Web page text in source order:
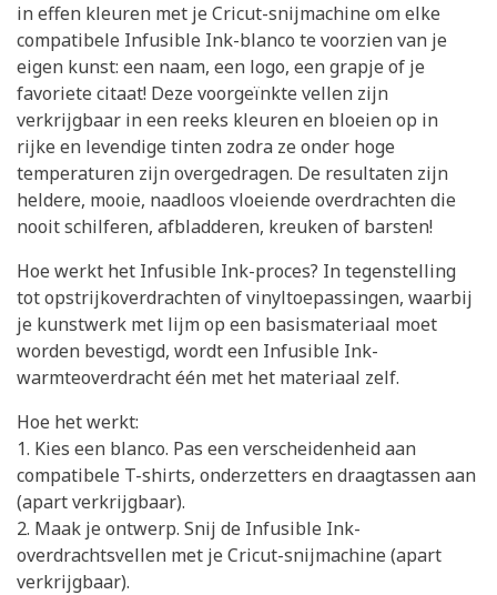
in effen kleuren met je Cricut-snijmachine om elke
compatibele Infusible Ink-blanco te voorzien van je
eigen kunst: een naam, een logo, een grapje of je
favoriete citaat! Deze voorgeïnkte vellen zijn
verkrijgbaar in een reeks kleuren en bloeien op in
rijke en levendige tinten zodra ze onder hoge
temperaturen zijn overgedragen. De resultaten zijn
heldere, mooie, naadloos vloeiende overdrachten die
nooit schilferen, afbladderen, kreuken of barsten!
Hoe werkt het Infusible Ink-proces? In tegenstelling
tot opstrijkoverdrachten of vinyltoepassingen, waarbij
je kunstwerk met lijm op een basismateriaal moet
worden bevestigd, wordt een Infusible Ink-
warmteoverdracht één met het materiaal zelf.
Hoe het werkt:
1. Kies een blanco. Pas een verscheidenheid aan
compatibele T-shirts, onderzetters en draagtassen aan
(apart verkrijgbaar).
2. Maak je ontwerp. Snij de Infusible Ink-
overdrachtsvellen met je Cricut-snijmachine (apart
verkrijgbaar).